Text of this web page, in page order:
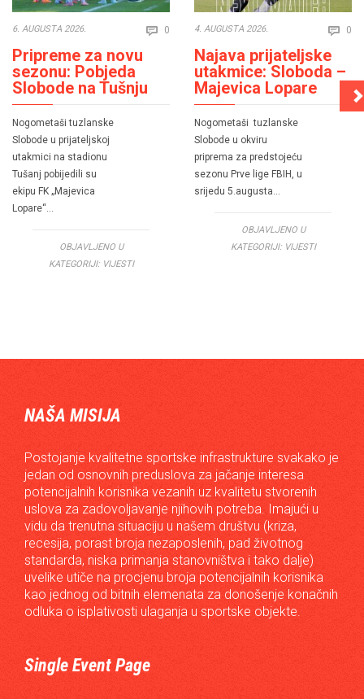
6. AUGUSTA 2026.  0 Comments
Pripreme za novu
sezonu: Pobjeda
Slobode na Tušnju
Nogometaši tuzlanske
Slobode u prijateljskoj
utakmici na stadionu
Tušanj pobijedili su
ekipu FK „Majevica
Lopare“…
OBJAVLJENO U
KATEGORIJI: VIJESTI
4. AUGUSTA 2026.  0
Najava prijateljske
utakmice: Sloboda –
Majevica Lopare
Nogometaši tuzlanske
Slobode u okviru
priprema za predstojeću
sezonu Prve lige FBIH, u
srijedu 5.augusta…
OBJAVLJENO U
KATEGORIJI: VIJESTI
NAŠA MISIJA
Postojanje kvalitetne sportske infrastrukture svakako je
jedan od osnovnih preduslova za jačanje interesa
potencijalnih korisnika vezanih uz kvalitetu stvorenih
uslova za zadovoljavanje njihovih potreba. Imajući u
vidu da trenutna situaciju u našem društvu (kriza,
recesija, porast broja nezaposlenih, pad životnog
standarda, niska primanja stanovništva i tako dalje)
uvelike utiče na procjenu broja potencijalnih korisnika
kao jednog od bitnih elemenata za donošenje konačnih
odluka o isplativosti ulaganja u sportske objekte.
Single Event Page